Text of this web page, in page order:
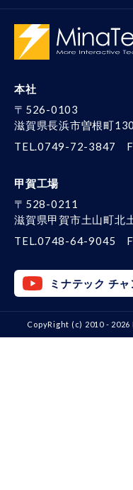
本社
〒526-0103
滋賀県長浜市曽根町
TEL.0749-72-3847
甲賀工場
〒528-0211
滋賀県甲賀市土山町北
TEL.0748-64-9045
ミナテック チ
CopyRight (c) 2010 -